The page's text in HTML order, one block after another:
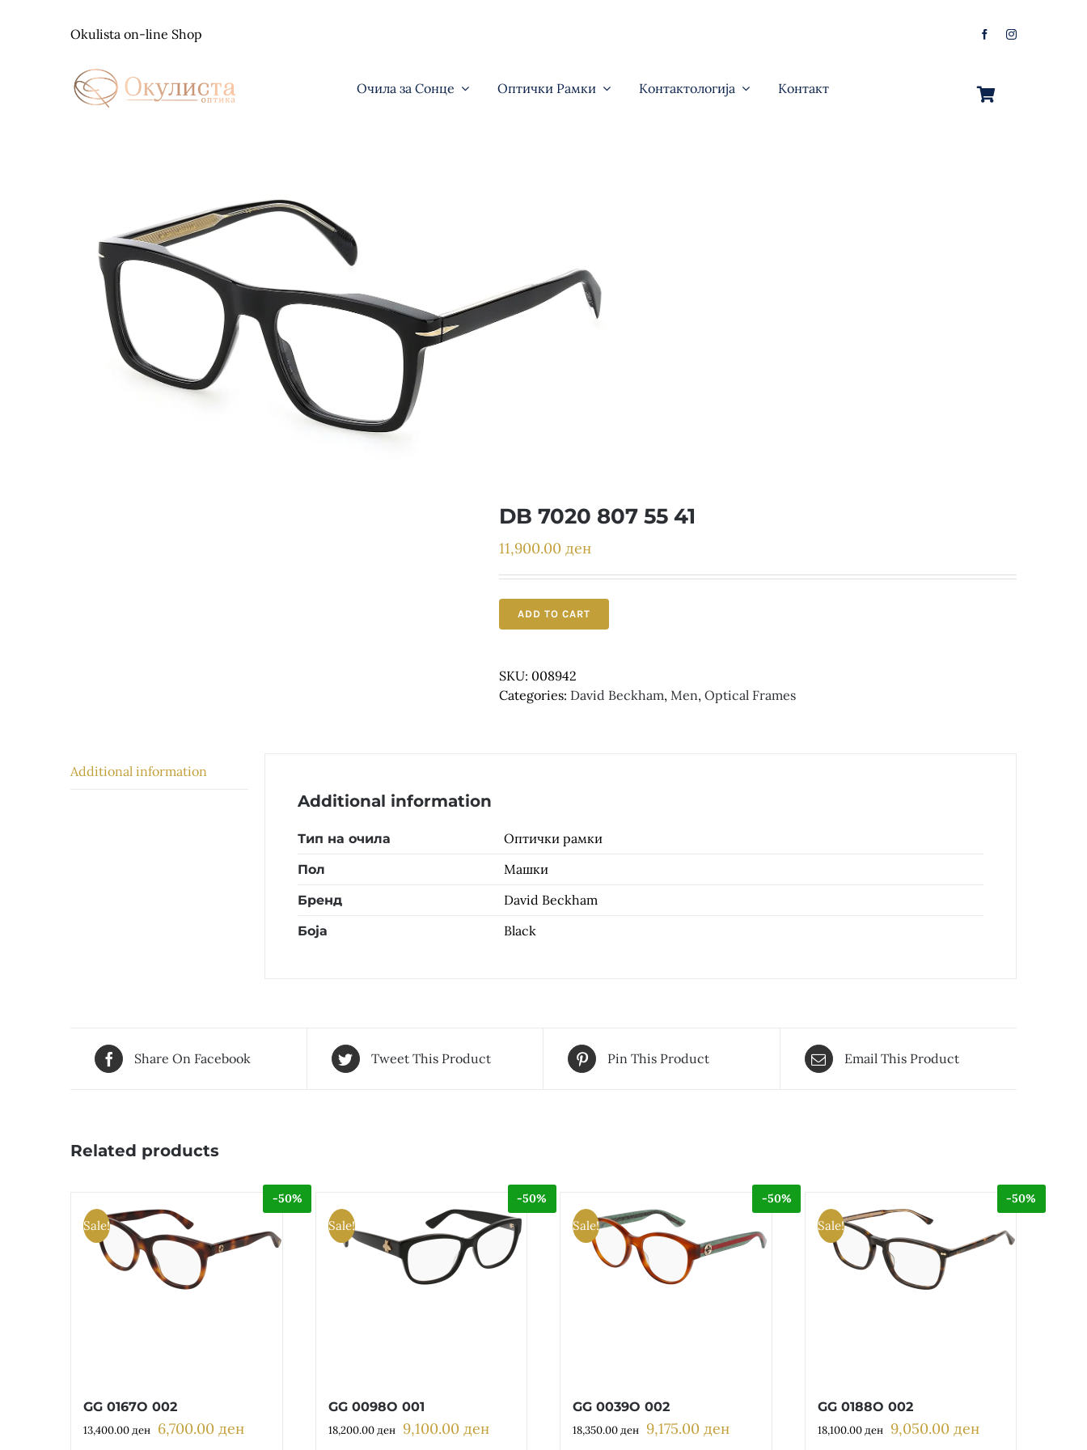
Okulista on-line Shop
Очила за Сонце Оптички Рамки Контактологија Контакт
DB 7020 807 55 41
11,900.00 ден
ADD TO CART
SKU: 008942
Categories: David Beckham, Men, Optical Frames
Additional information
Additional information
Тип на очила Оптички рамки
Пол Машки
Бренд David Beckham
Боја Black
Share On Facebook Tweet This Product Pin This Product Email This Product
Related products
Sale!
-50%
GG 0167O 002
13,400.00ден Original
6,700.00 денCurrent
Sale!
-50%
GG 0098O 001
18,200.00ден
Original
9,100.00 денCurrent
Sale!
-50%
GG 0039O 002
18,350.00ден Original
9,175.00 денCurrent
Sale!
-50%
GG 0188O 002
18,100.00ден
Original
9,050.00 денCurrent